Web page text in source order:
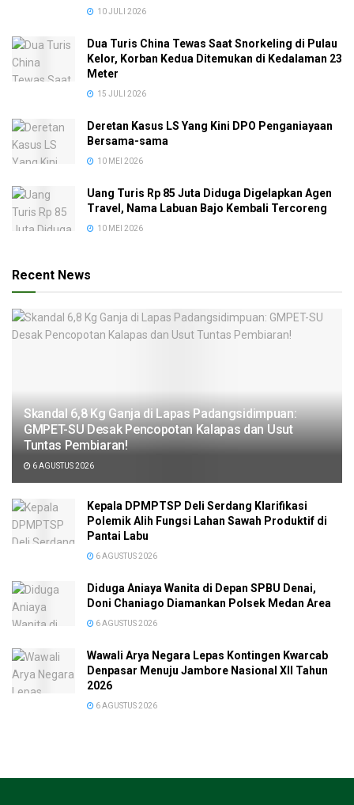
10 JULI 2026
Dua Turis China Tewas Saat Snorkeling di Pulau
Kelor, Korban Kedua Ditemukan di Kedalaman 23
Meter
15 JULI 2026
Deretan Kasus LS Yang Kini DPO Penganiayaan
Bersama-sama
10 MEI 2026
Uang Turis Rp 85 Juta Diduga Digelapkan Agen
Travel, Nama Labuan Bajo Kembali Tercoreng
10 MEI 2026
Recent News
Skandal 6,8 Kg Ganja di Lapas Padangsidimpuan:
GMPET-SU Desak Pencopotan Kalapas dan Usut
Tuntas Pembiaran!
6 AGUSTUS 2026
Kepala DPMPTSP Deli Serdang Klarifikasi
Polemik Alih Fungsi Lahan Sawah Produktif di
Pantai Labu
6 AGUSTUS 2026
Diduga Aniaya Wanita di Depan SPBU Denai,
Doni Chaniago Diamankan Polsek Medan Area
6 AGUSTUS 2026
Wawali Arya Negara Lepas Kontingen Kwarcab
Denpasar Menuju Jambore Nasional XII Tahun
2026
6 AGUSTUS 2026